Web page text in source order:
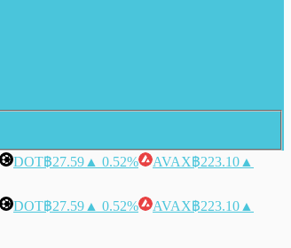
DOT฿27.59 ▲ 0.52% AVAX฿223.10 ▲
DOT฿27.59 ▲ 0.52% AVAX฿223.10 ▲